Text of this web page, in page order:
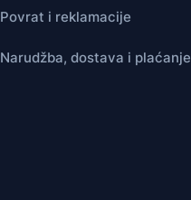
Povrat i reklamacije
Narudžba, dostava i plaćanje